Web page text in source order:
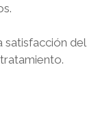
satisfacción del